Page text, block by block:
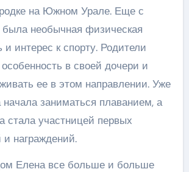
на Южном Урале. Еще с
была необычная физическая
и интерес к спорту. Родители
в своей дочери и
ее в этом направлении. Уже
заниматься плаванием, а
стала участницей первых
и награждений.
Елена все больше и больше